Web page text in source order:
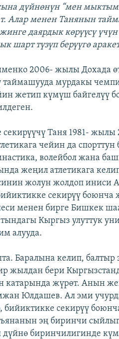
дүйнөнүн “мен
Алар менен Танянын
даярдык көрүүсү
шарт түзүп берүүгө
2006- жылы Дохада
таймашууда мурдакы
жетип күмүш байгелүү
Таня 1981-
чейин да
волейбол жана
жеңил атлетикага
жолун жолдоп иниси
секирүү боюнча
менен бирге Бишкек
Кыргыз улуттук
алууда.
Баралына келип, балтыр
жылдан бери
катарында жүрөт. Анын
Юлдашев. Ал эми
бийиктикке секирүү
эң биринчи
дүйнө биринчилигинде